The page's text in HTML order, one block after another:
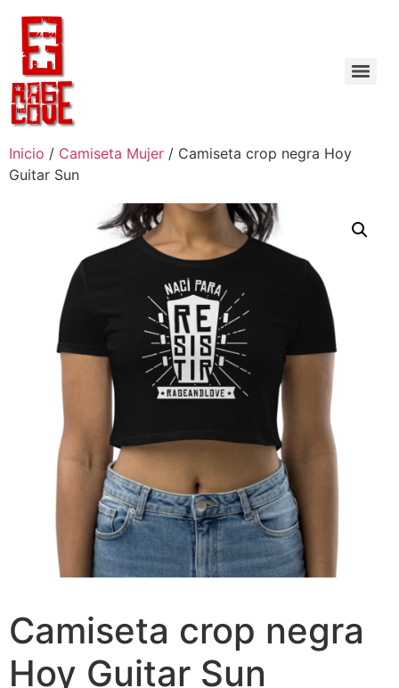
Inicio / Camiseta Mujer / Camiseta crop negra Hoy
Guitar Sun
Camiseta crop negra
Hoy Guitar Sun